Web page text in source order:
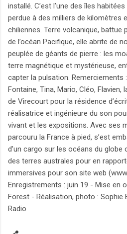
installé. C’est l’une des îles
perdue à des milliers de kilomètres
chiliennes. Terre volcanique, battue
de l’océan Pacifique, elle abrite de
peuplée de géants de pierre : les
terre magnétique et mystérieuse,
capter la pulsation. Remerciements
Fontaine, Tina, Mario, Cléo,
de Virecourt pour la résidence
réalisatrice et ingénieure du son
vivant et les expositions. Avec ses
parcouru la France à pied, s’est
d’un cargo sur les océans du globe
des terres australes pour en
immersives pour son site web
Enregistrements : juin 19 - Mise en
Forest - Réalisation, photo : Sophie
Radio